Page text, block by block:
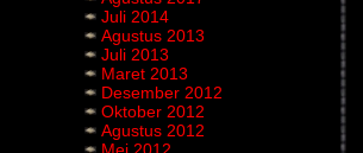
Juli 2014
Agustus 2013
Juli 2013
Maret 2013
Desember 2012
Oktober 2012
Agustus 2012